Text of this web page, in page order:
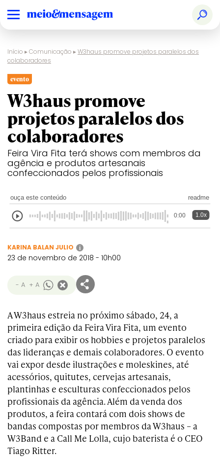
Início ▸Comunicação ▸W3haus promove projetos paralelos dos
colaboradores
evento
W3haus promove
projetos paralelos dos
colaboradores
Feira Vira Fita terá shows com membros da
agência e produtos artesanais
confeccionados pelos profissionais
ouça este conteúdo readme
0:00 1.0x
KARINA BALAN JULIO i
23 de novembro de 2018 - 10h00
- A + A
A W3haus estreia no próximo sábado, 24, a
primeira edição da Feira Vira Fita, um evento
criado para exibir os hobbies e projetos paralelos
das lideranças e demais colaboradores. O evento
vai expor desde ilustrações e moleskines, até
acessórios, quitutes, cervejas artesanais,
plantinhas e esculturas confeccionados pelos
profissionais da agência. Além da venda dos
produtos, a feira contará com dois shows de
bandas compostas por membros da W3haus – a
W3Band e a Call Me Lolla, cujo baterista é o CEO
Tiago Ritter.